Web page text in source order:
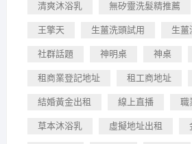
清爽沐浴乳 無矽靈洗髮精推薦
王擎天 生薑洗頭試用 生薑
社群話題 神明桌 神桌
租商業登記地址 租工商地址
結婚黃金出租 線上直播 職
草本沐浴乳 虛擬地址出租